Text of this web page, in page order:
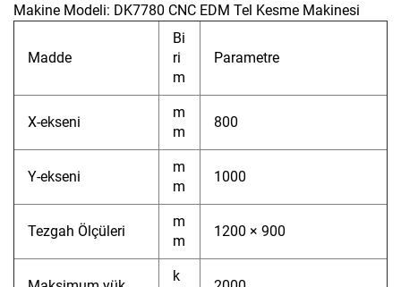
Makine Modeli: DK7780 CNC EDM Tel Kesme Makinesi
Madde
Bi
ri
m
Parametre
X-ekseni
m
m
800
Y-ekseni
m
m
1000
Tezgah Ölçüleri
m
m
1200 × 900
k